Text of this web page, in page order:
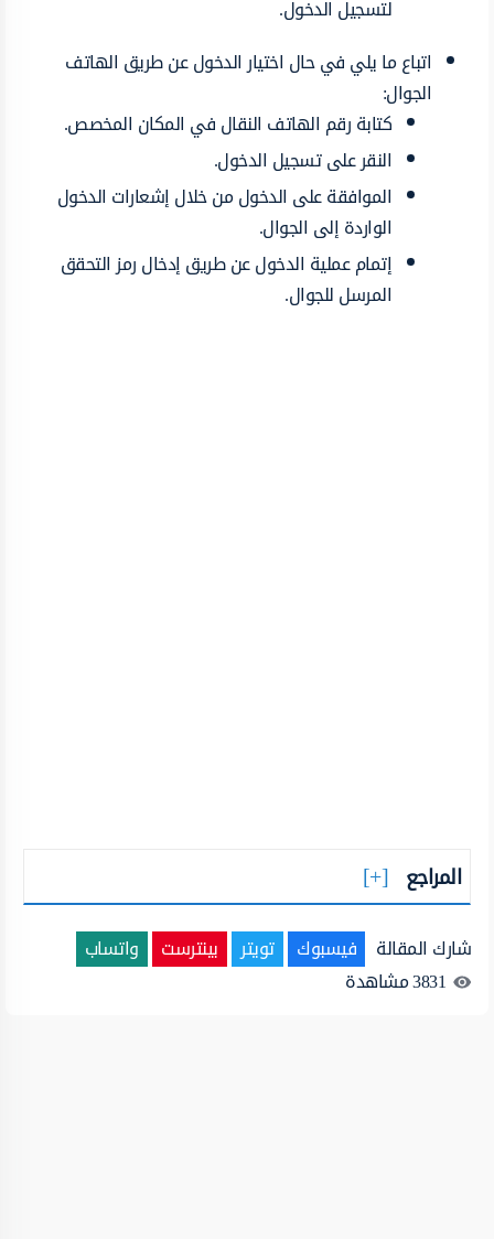
لتسجيل الدخول.
اتباع ما يلي في حال اختيار الدخول عن طريق الهاتف
الجوال:
كتابة رقم الهاتف النقال في المكان المخصص.
النقر على تسجيل الدخول.
الموافقة على الدخول من خلال إشعارات الدخول
الواردة إلى الجوال.
إتمام عملية الدخول عن طريق إدخال رمز التحقق
المرسل للجوال.
المراجع
شارك المقالة فيسبوك تويتر بينترست
واتساب
3831مشاهدة